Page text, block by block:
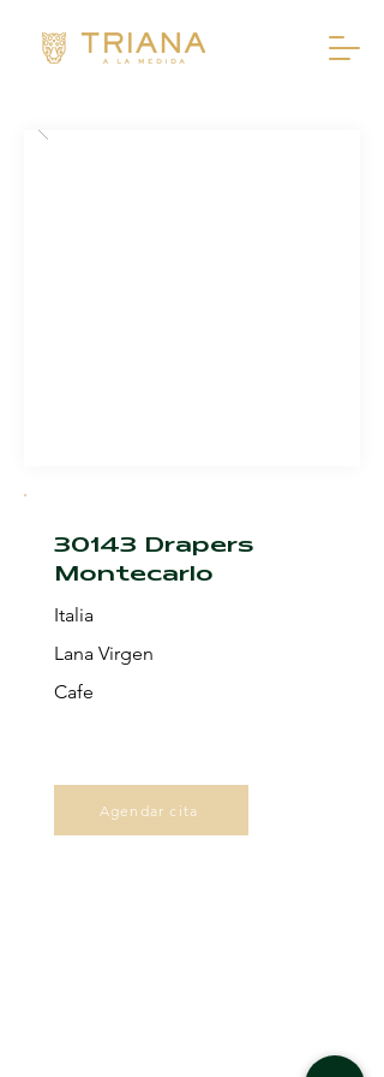
30143 Drapers
Montecarlo
Italia
Lana Virgen
Cafe
Agendar cita